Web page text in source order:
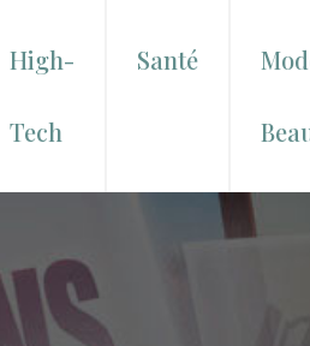
High-
Tech
Santé